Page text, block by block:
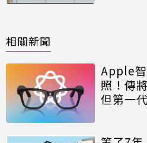
相關新聞
Apple
照！傳
但第一